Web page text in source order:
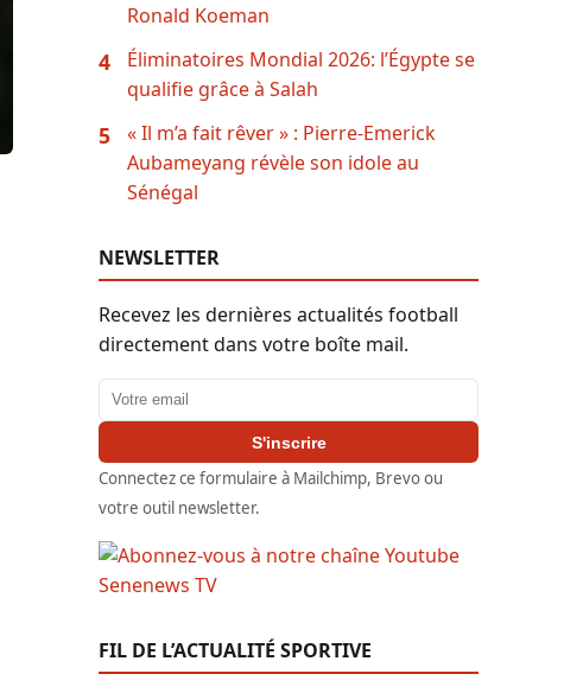
Ronald Koeman
4
Éliminatoires Mondial 2026: l’Égypte se
qualifie grâce à Salah
5
« Il m’a fait rêver » : Pierre-Emerick
Aubameyang révèle son idole au
Sénégal
NEWSLETTER
Recevez les dernières actualités football
directement dans votre boîte mail.
Adresse email
S'inscrire
Connectez ce formulaire à Mailchimp, Brevo ou
votre outil newsletter.
FIL DE L’ACTUALITÉ SPORTIVE